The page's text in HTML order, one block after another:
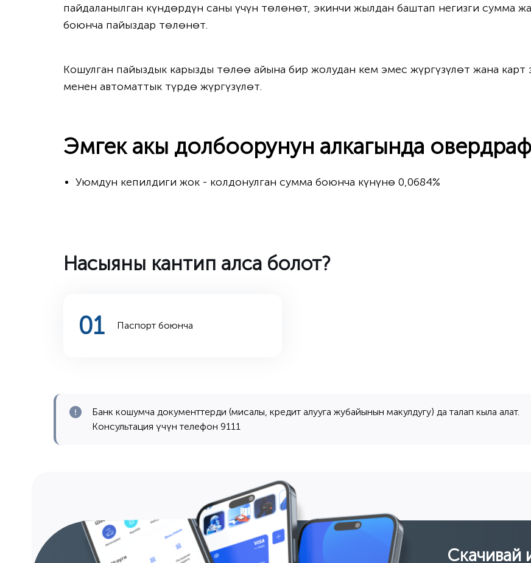
пайдаланылган күндөрдүн саны үчүн төлөнөт, экинчи жылдан баштап негизги сумма
боюнча пайыздар төлөнөт.
Кошулган пайыздык карызды төлөө айына бир жолудан кем эмес жүргүзүлөт жана
менен автоматтык түрдө жүргүзүлөт.
Эмгек акы долбоорунун алкагында
Уюмдун кепилдиги жок - колдонулган сумма боюнча күнүнө 0,0684%
Насыяны кантип алса болот?
01 Паспорт боюнча
Банк кошумча документтерди (мисалы, кредит алууга жубайынын макулдугу) да талап кыла алат.
Консультация үчүн телефон 9111
Скачивай